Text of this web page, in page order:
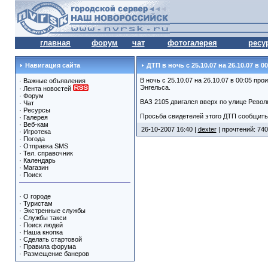
главная форум чат фотогалерея
Навигация сайта
· Важные объявления
· Лента новостей
· Форум
· Чат
· Ресурсы
· Галерея
· Веб-кам
· Игротека
· Погода
· Отправка SMS
· Тел. справочник
· Календарь
· Магазин
· Поиск
· О городе
· Туристам
· Экстренные службы
· Службы такси
· Поиск людей
· Наша кнопка
· Сделать стартовой
· Правила форума
· Размещение банеров
ДТП в ночь с 25.10.07 на 26.10.07 в
В ночь с 25.10.07 на 26.10.07 в 00:05
Энгельса.
ВАЗ 2105 двигался вверх по улице
Просьба свидетелей этого ДТП
26-10-2007 16:40 | dexter| прочтений: